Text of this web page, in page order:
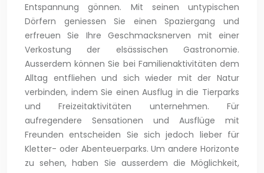
Entspannung gönnen. Mit seinen untypischen
Dörfern geniessen Sie einen Spaziergang und
erfreuen Sie Ihre Geschmacksnerven mit einer
Verkostung der elsässischen Gastronomie.
Ausserdem können Sie bei Familienaktivitäten dem
Alltag entfliehen und sich wieder mit der Natur
verbinden, indem Sie einen Ausflug in die Tierparks
und Freizeitaktivitäten unternehmen. Für
aufregendere Sensationen und Ausflüge mit
Freunden entscheiden Sie sich jedoch lieber für
Kletter- oder Abenteuerparks. Um andere Horizonte
zu sehen, haben Sie ausserdem die Möglichkeit,